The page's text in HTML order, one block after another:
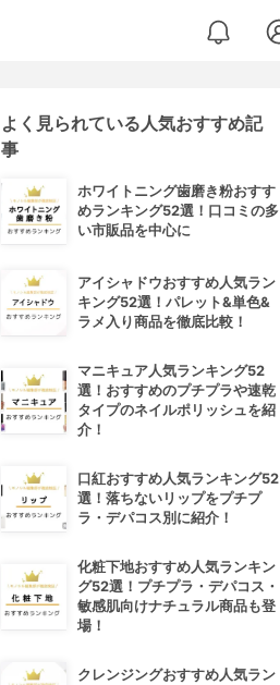
よく見られている人気おすすめ記
事
ホワイトニング歯磨き粉おすす
めランキング52選！口コミの多
い市販品を中心に
アイシャドウおすすめ人気ラン
キング52選！パレット&単色&
ラメ入り商品を徹底比較！
マニキュア人気ランキング52
選！おすすめのプチプラや速乾
タイプのネイルポリッシュを紹
介！
口紅おすすめ人気ランキング52
選！落ちないリップをプチプ
ラ・デパコス別に紹介！
化粧下地おすすめ人気ランキン
グ52選！プチプラ・デパコス・
敏感肌向けナチュラル商品も登
場！
クレンジングおすすめ人気ラン